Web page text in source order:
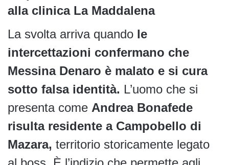
alla clinica La Maddalena
La svolta arriva quando le
intercettazioni confermano che
Messina Denaro è malato e si cura
sotto falsa identità. L’uomo che si
presenta come Andrea Bonafede
risulta residente a Campobello di
Mazara, territorio storicamente legato